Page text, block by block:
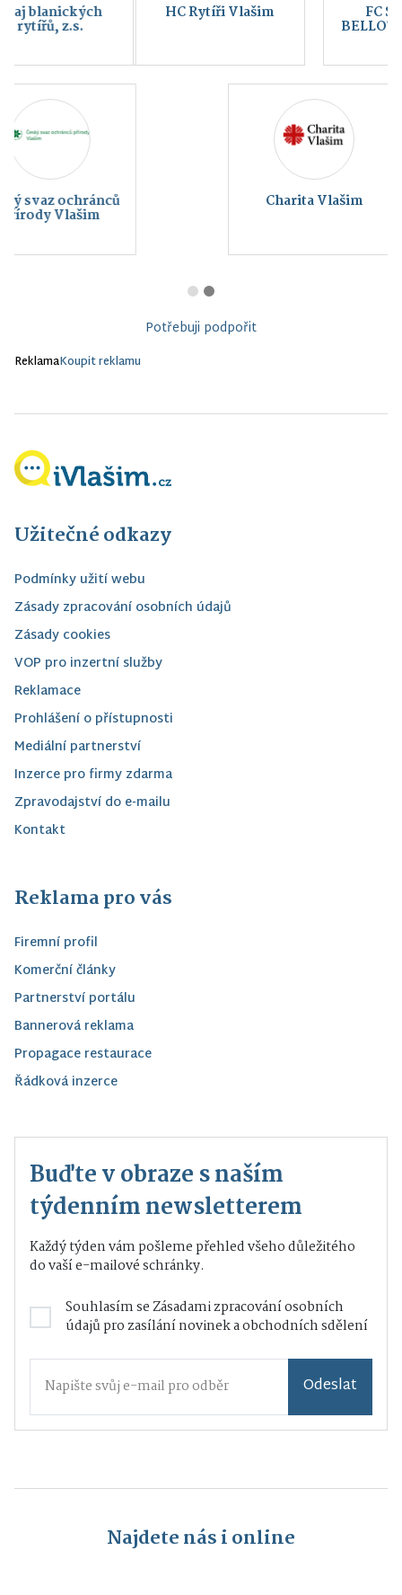
HC Rytíři Vlašim FC SELLIER &
BELLOT VLAŠIM a.s.
Potřebuji podpořit
ReklamaKoupit reklamu
Užitečné odkazy
Podmínky užití webu
Zásady zpracování osobních údajů
Zásady cookies
VOP pro inzertní služby
Reklamace
Prohlášení o přístupnosti
Mediální partnerství
Inzerce pro firmy zdarma
Zpravodajství do e-mailu
Kontakt
Reklama pro vás
Firemní profil
Komerční články
Partnerství portálu
Bannerová reklama
Propagace restaurace
Řádková inzerce
Buďte v obraze s naším
týdenním newsletterem
Každý týden vám pošleme přehled všeho důležitého
do vaší e-mailové schránky.
Souhlasím seZásadami zpracování osobních
údajůpro zasílání novinek a obchodních sdělení
Odeslat
Najdete nás i online